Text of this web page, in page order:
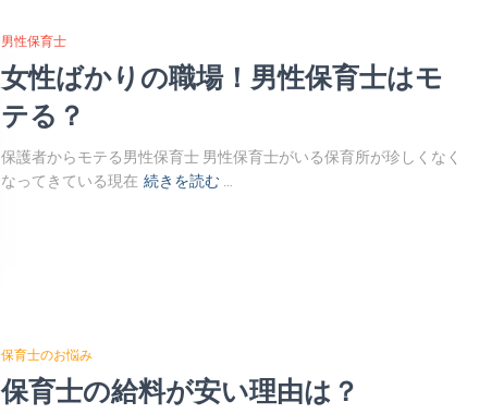
男性保育士
女性ばかりの職場！男性保育士はモ
テる？
保護者からモテる男性保育士 男性保育士がいる保育所が珍しくなく
なってきている現在 続きを読む …
保育士のお悩み
保育士の給料が安い理由は？